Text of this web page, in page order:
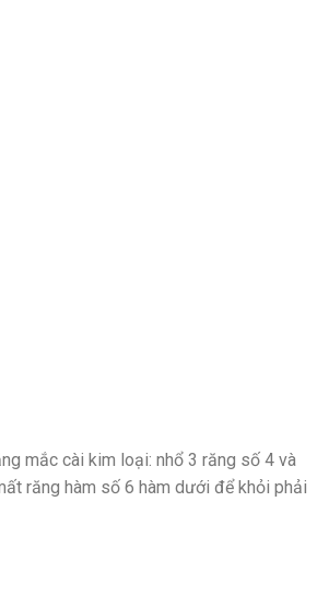
mắc cài kim loại: nhổ 3 răng số 4 và
răng hàm số 6 hàm dưới để khỏi phải